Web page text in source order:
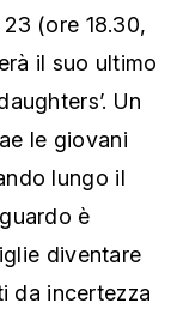
(ore 18.30,
il suo ultimo
Un
le giovani
lungo il
è
diventare
da incertezza